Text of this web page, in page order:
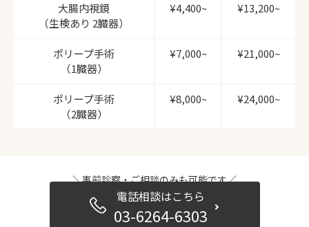
大腸内視鏡
（生検あり 2臓器）
¥4,400~ ¥13,200~
ポリープ手術
（1臓器）
¥7,000~ ¥21,000~
ポリープ手術
（2臓器）
¥8,000~ ¥24,000~
＼事前診察・ご相談のみも可能です／
電話相談はこちら
03-6264-6303